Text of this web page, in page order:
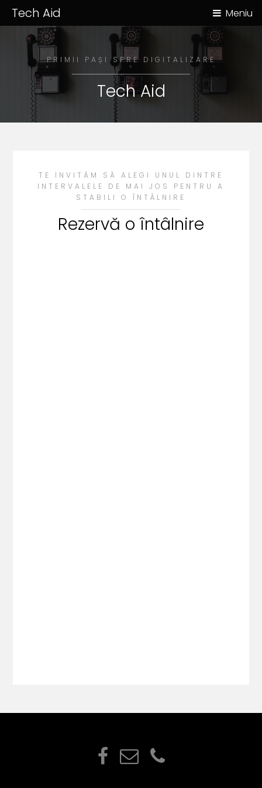
Tech Aid Meniu
PRIMII PAȘI SPRE DIGITALIZARE
Tech Aid
TE INVITĂM SĂ ALEGI UNUL DINTRE
INTERVALELE DE MAI JOS PENTRU A
STABILI O ÎNTÂLNIRE
Rezervă o întâlnire